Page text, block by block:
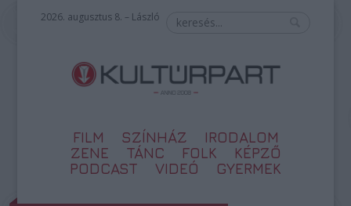
2026. augusztus 8. – László
FILM SZÍNHÁZ
IRODALOM
ZENE
TÁNC FOLK
KÉPZŐ
PODCAST
VIDEÓ GYERMEK